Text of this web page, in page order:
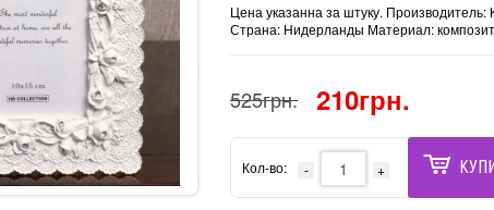
Цена указанна за штуку. Производитель:
Страна: Нидерланды Материал:
525грн. 210грн.
Кол-во: